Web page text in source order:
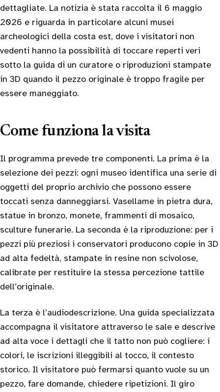
dettagliate. La notizia è stata raccolta il 6 maggio
2026 e riguarda in particolare alcuni musei
archeologici della costa est, dove i visitatori non
vedenti hanno la possibilità di toccare reperti veri
sotto la guida di un curatore o riproduzioni stampate
in 3D quando il pezzo originale è troppo fragile per
essere maneggiato.
Come funziona la visita
Il programma prevede tre componenti. La prima è la
selezione dei pezzi: ogni museo identifica una serie di
oggetti del proprio archivio che possono essere
toccati senza danneggiarsi. Vasellame in pietra dura,
statue in bronzo, monete, frammenti di mosaico,
sculture funerarie. La seconda è la riproduzione: per i
pezzi più preziosi i conservatori producono copie in 3D
ad alta fedeltà, stampate in resine non scivolose,
calibrate per restituire la stessa percezione tattile
dell’originale.
La terza è l’audiodescrizione. Una guida specializzata
accompagna il visitatore attraverso le sale e descrive
ad alta voce i dettagli che il tatto non può cogliere: i
colori, le iscrizioni illeggibili al tocco, il contesto
storico. Il visitatore può fermarsi quanto vuole su un
pezzo, fare domande, chiedere ripetizioni. Il giro